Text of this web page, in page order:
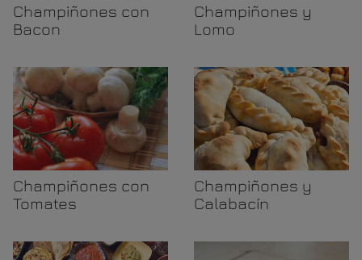
Champiñones con
Bacon
Champiñones y
Lomo
Champiñones con
Tomates
Champiñones y
Calabacín